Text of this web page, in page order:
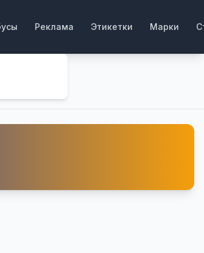
Реклама Этикетки Марки